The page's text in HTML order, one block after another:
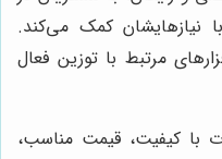
نیازهایشان کمک می‌کند.
مرتبط با توزین فعال
با کیفیت، قیمت مناسب،